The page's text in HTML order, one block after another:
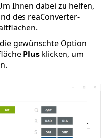
Ihnen dabei zu helfen,
des reaConverter-
gewünschte Option
Plus klicken, um